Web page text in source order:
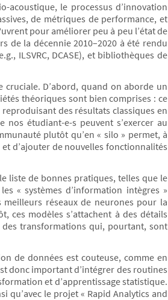
acoustique, le processus d’innovation
de métriques de performance, et
pour améliorer peu à peu l’état de
de la décennie 2010–2020 à été rendu
ILSVRC, DCASE), et bibliothèques de
D’abord, quand on aborde un
théoriques sont bien comprises : ce
des résultats classiques en
étudiant-e-s peuvent s’exercer au
plutôt qu’en « silo » permet, à
d’ajouter de nouvelles fonctionnalités
liste de bonnes pratiques, telles que le
« systèmes d’information intègres »
réseaux de neurones pour la
ces modèles s’attachent à des détails
transformations qui, pourtant, sont
de données est couteuse, comme en
donc important d’intégrer des routines
et d’apprentissage statistique.
qu’avec le projet « Rapid Analytics and